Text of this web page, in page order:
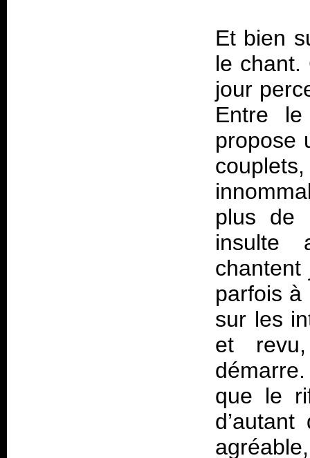
Et bien
le chant.
jour
Entre
propose
plus de
insulte
chantent
parfois à
sur les
et
que le